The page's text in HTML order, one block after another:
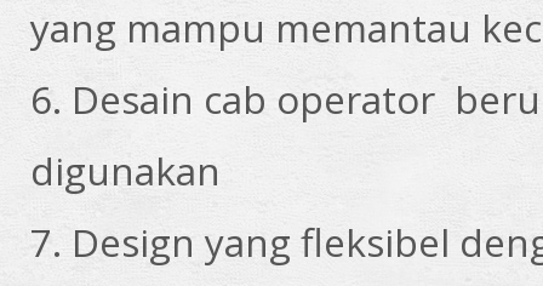
yang mampu memantau
6. Desain cab operator
digunakan
7. Design yang fleksibel